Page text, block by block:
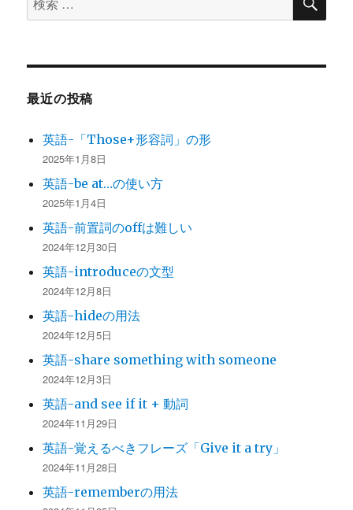
索
象:
最近の投稿
英語-「Those+形容詞」の形
2025年1月8日
英語-be at…の使い方
2025年1月4日
英語-前置詞のoffは難しい
2024年12月30日
英語-introduceの文型
2024年12月8日
英語-hideの用法
2024年12月5日
英語-share something with someone
2024年12月3日
英語-and see if it + 動詞
2024年11月29日
英語-覚えるべきフレーズ「Give it a try」
2024年11月28日
英語-rememberの用法